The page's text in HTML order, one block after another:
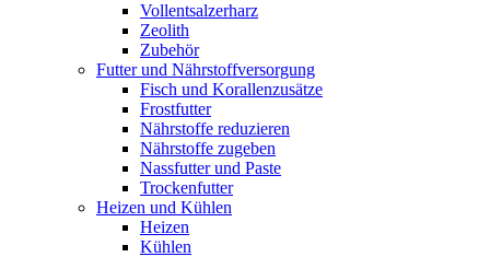
Vollentsalzerharz
Zeolith
Zubehör
Futter und Nährstoffversorgung
Fisch und Korallenzusätze
Frostfutter
Nährstoffe reduzieren
Nährstoffe zugeben
Nassfutter und Paste
Trockenfutter
Heizen und Kühlen
Heizen
Kühlen